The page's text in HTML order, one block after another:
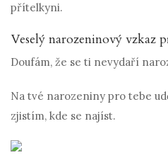
přítelkyni.
Veselý narozeninový vzkaz
Doufám, že se ti nevydaří
Na tvé narozeniny pro tebe
zjistím, kde se najíst.